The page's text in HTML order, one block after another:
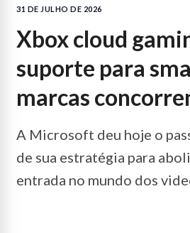
LEIA MAIS...
31 DE JULHO DE 2026
xbox cloud gaming expande
suporte para
marcas
A Microsoft deu hoje o
de sua estratégia para
entrada no mundo dos